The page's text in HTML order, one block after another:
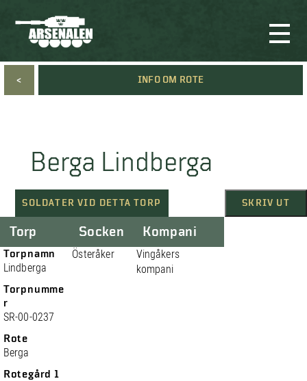
< INFO OM ROTE
Berga Lindberga
SOLDATER VID DETTA TORP SKRIV UT
Torp
Torpnamn
Lindberga
Torpnumme
r
SR-00-0237
Rote
Berga
Rotegård 1
Socken
Österåker
Kompani
Vingåkers
kompani